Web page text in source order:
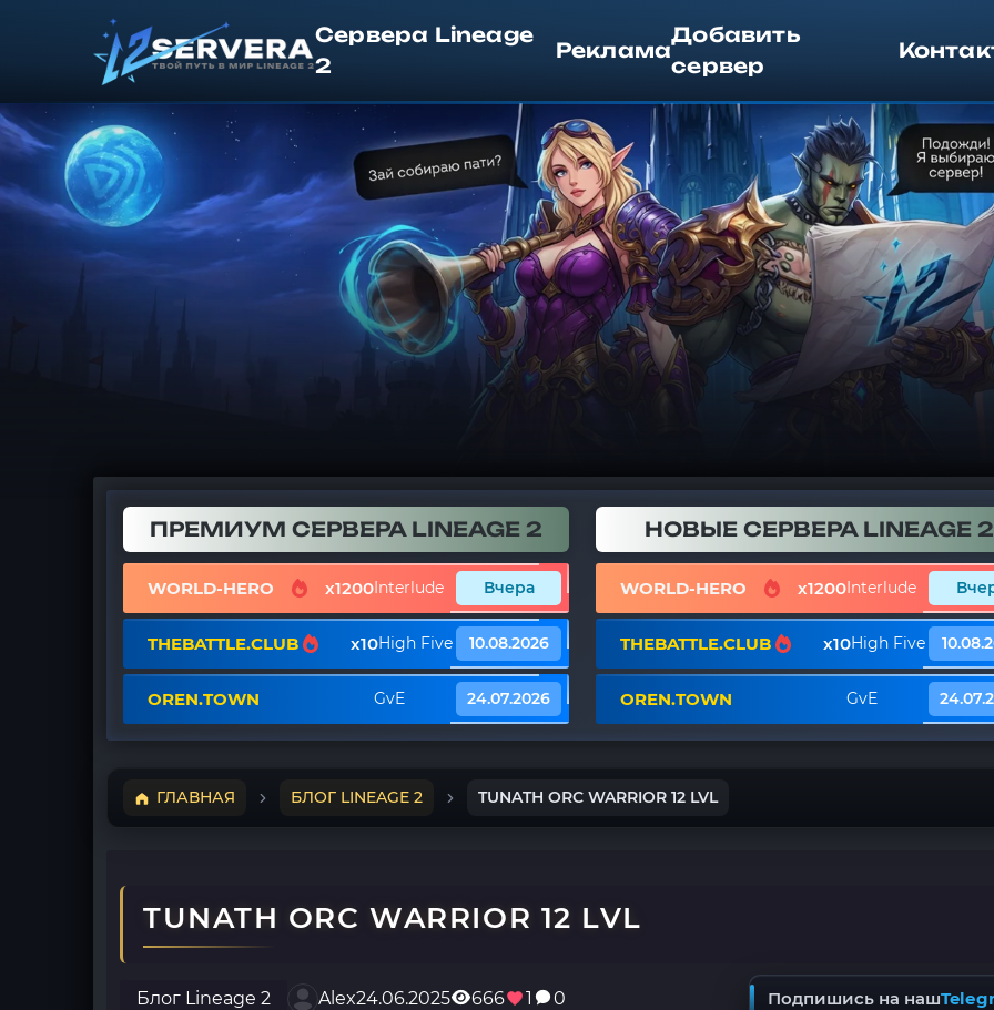
Сервера Lineage
2
Реклама
Добавить
сервер
ПРЕМИУМ СЕРВЕРА LINEAGE 2
WORLD-HERO x1200Interlude Вчера
THEBATTLE.CLUB x10High Five 10.08.2026
OREN.TOWN GvE 24.07.2026
НОВЫЕ СЕРВЕРА LINEAGE 2
WORLD-HERO x1200Interlude
THEBATTLE.CLUB x10High Five
OREN.TOWN GvE
ГЛАВНАЯ БЛОГ LINEAGE 2 TUNATH ORC WARRIOR 12 LVL
TUNATH ORC WARRIOR 12 LVL
Блог Lineage 2 Alex24.06.2025 666 1 0 Подпишись на наш